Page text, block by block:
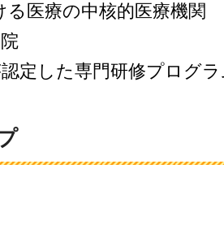
医療の中核的医療機関
定した専門研修プログ